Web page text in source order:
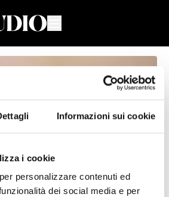
Informazioni sui cookie
i cookie
personalizzare contenuti ed
dei social media e per